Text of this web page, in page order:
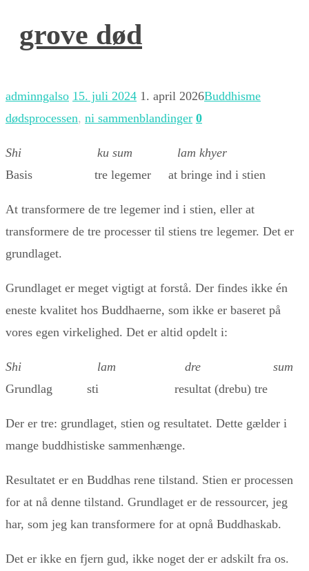
grove død
adminngalso 15. juli 2024 1. april 2026Buddhisme
dødsprocessen, ni sammenblandinger 0
Shi ku sum
lam khyer
Basis tre legemer at bringe ind i stien
At transformere de tre legemer ind i stien, eller at
transformere de tre processer til stiens tre legemer. Det er
grundlaget.
Grundlaget er meget vigtigt at forstå. Der findes ikke én
eneste kvalitet hos Buddhaerne, som ikke er baseret på
vores egen virkelighed. Det er altid opdelt i:
Shi lam dre sum
Grundlag sti resultat (drebu) tre
Der er tre: grundlaget, stien og resultatet. Dette gælder i
mange buddhistiske sammenhænge.
Resultatet er en Buddhas rene tilstand. Stien er processen
for at nå denne tilstand. Grundlaget er de ressourcer, jeg
har, som jeg kan transformere for at opnå Buddhaskab.
Det er ikke en fjern gud, ikke noget der er adskilt fra os.